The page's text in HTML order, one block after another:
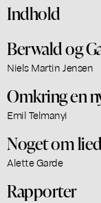
Indhold
Berwald og
Niels Martin Jensen
Omkring en
Emil Telmanyi
Noget om
Alette Garde
Rapporter